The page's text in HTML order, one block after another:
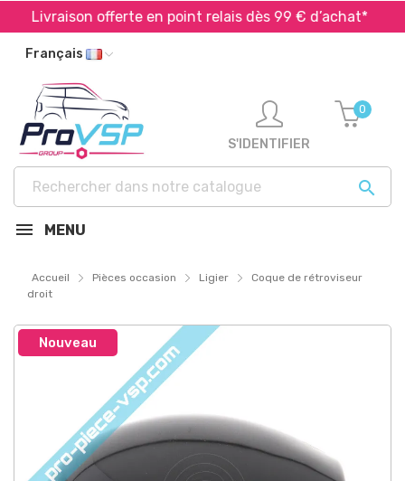
Livraison offerte en point relais dès 99 € d’achat*
Français

S'IDENTIFIER
0
MENU
Accueil Pièces occasion Ligier
Coque de rétroviseur
droit
Nouveau